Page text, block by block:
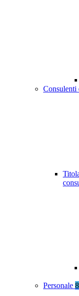
Consulenti
Personale